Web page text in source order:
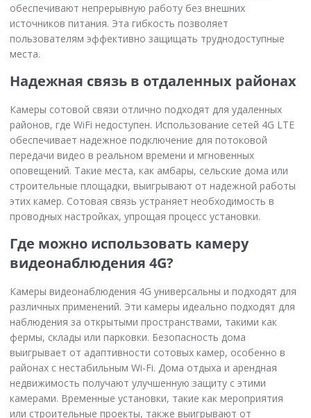
обеспечивают непрерывную работу без внешних
источников питания. Эта гибкость позволяет
пользователям эффективно защищать труднодоступные
места.
Надежная связь в отдаленных районах
Камеры сотовой связи отлично подходят для удаленных
районов, где WiFi недоступен. Использование сетей 4G LTE
обеспечивает надежное подключение для потоковой
передачи видео в реальном времени и мгновенных
оповещений. Такие места, как амбары, сельские дома или
строительные площадки, выигрывают от надежной работы
этих камер. Сотовая связь устраняет необходимость в
проводных настройках, упрощая процесс установки.
Где можно использовать камеру
видеонаблюдения 4G?
Камеры видеонаблюдения 4G универсальны и подходят для
различных применений. Эти камеры идеально подходят для
наблюдения за открытыми пространствами, такими как
фермы, склады или парковки. Безопасность дома
выигрывает от адаптивности сотовых камер, особенно в
районах с нестабильным Wi-Fi. Дома отдыха и арендная
недвижимость получают улучшенную защиту с этими
камерами. Временные установки, такие как мероприятия
или строительные проекты, также выигрывают от